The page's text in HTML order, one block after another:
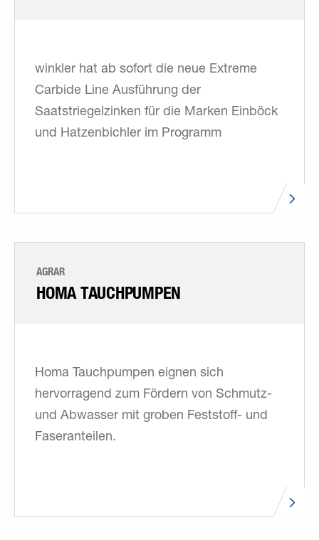
winkler hat ab sofort die neue Extreme
Carbide Line Ausführung der
Saatstriegelzinken für die Marken Einböck
und Hatzenbichler im Programm
AGRAR
HOMA TAUCHPUMPEN
Homa Tauchpumpen eignen sich
hervorragend zum Fördern von Schmutz-
und Abwasser mit groben Feststoff- und
Faseranteilen.